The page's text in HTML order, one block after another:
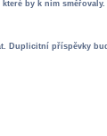
by k nim směřovaly.
Duplicitní příspěvky